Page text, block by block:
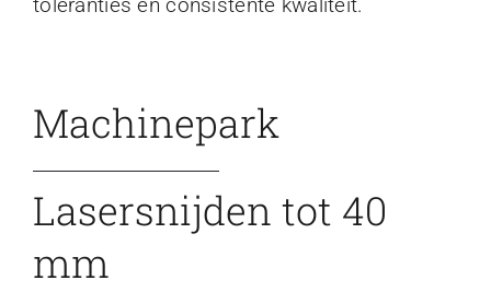
Machinepark
Lasersnijden tot 40
mm